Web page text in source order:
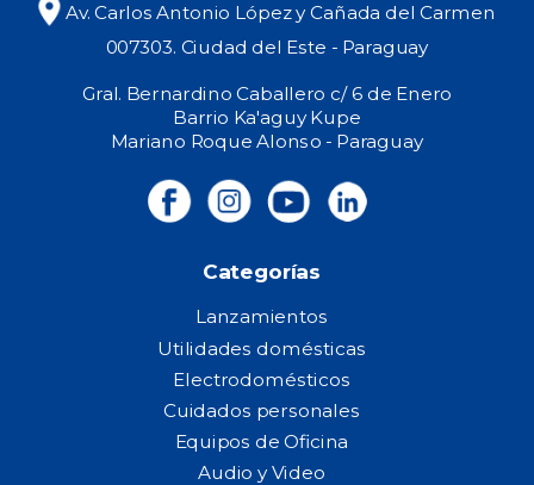
Av. Carlos Antonio López y Cañada del Carmen
007303. Ciudad del Este - Paraguay
Gral. Bernardino Caballero c/ 6 de Enero
Barrio Ka'aguy Kupe
Mariano Roque Alonso - Paraguay
Categorías
Lanzamientos
Utilidades domésticas
Electrodomésticos
Cuidados personales
Equipos de Oficina
Audio y Video